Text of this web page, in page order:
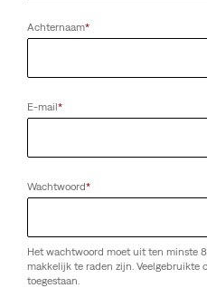
Achternaam*
E-mail*
Wachtwoord*
Het wachtwoord moet uit ten minste
makkelijk te raden zijn.
toegestaan.